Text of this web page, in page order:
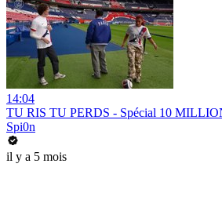
14:04
TU RIS TU PERDS - Spécial 10
Spi0n
il y a 5 mois